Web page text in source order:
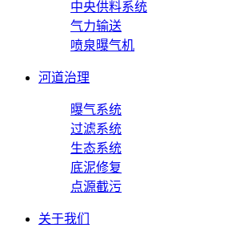
中央供料系统
气力输送
喷泉曝气机
河道治理
曝气系统
过滤系统
生态系统
底泥修复
点源截污
关于我们